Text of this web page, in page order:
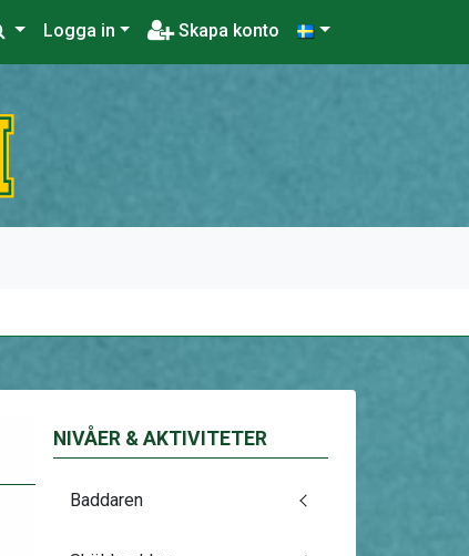
Logga in Skapa konto
NIVÅER & AKTIVITETER
Baddaren